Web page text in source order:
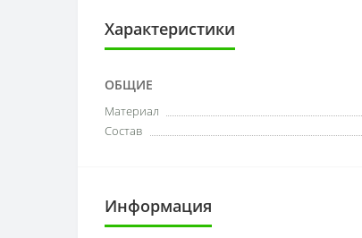
Характеристики
ОБЩИЕ
Материал
Состав
Информация